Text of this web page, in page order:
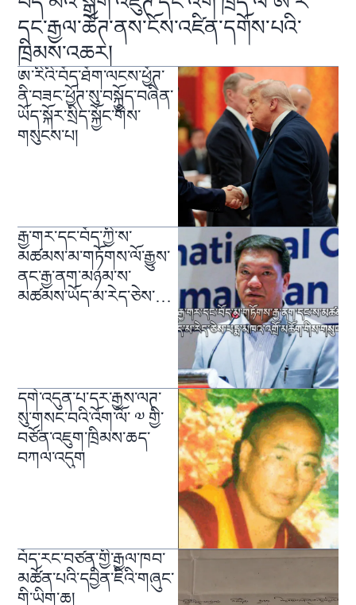
དང་རྒྱལ་ཚོཊ་ནས་ངོས་འཛིན་དགོས་པའི་
ཁྲིམས་འཆར།
ཨ་རིའི་བོད་ཐོག་ལངས་ཕྱོཊ་
ནི་བཟང་ཕྱོཊ་སུ་བསྐྱོད་བཞིན་
ཡོད་སྐོར་སྲིད་སྐྱོང་གིས་
གསུངས་པ།
རྒྱ་གར་དང་བོད་ཀྱི་ས་
མཚམས་མ་གཏོགས་ལོ་རྒྱུས་
ནང་རྒྱ་ནག་མཉམ་ས་
མཚམས་ཡོད་མ་རེད་ཅེས་
དགེ་འདུན་པ་དར་རྒྱས་ལཊ་
སུ་གསང་བའི་འོག་ལོ་ ༧ གྱི་
བཙོན་འཇུག་ཁྲིམས་ཆད་
བཀལ་འདུག
བོད་རང་བཙན་གྱི་རྒྱལ་ཁབ་
མཚོན་པའི་དབྱིན་ཇིའི་གཞུང་
གི་ཡིག་ཆ།